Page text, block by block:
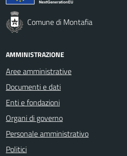
Comune di Montafia
AMMINISTRAZIONE
Aree amministrative
Documenti e dati
Enti e fondazioni
Organi di governo
Personale amministrativo
Politici